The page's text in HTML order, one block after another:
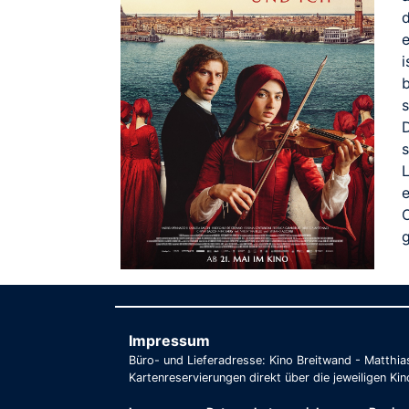
Impressum
Büro- und Lieferadresse: Kino Breitwand -
Kartenreservierungen direkt über die jeweiligen